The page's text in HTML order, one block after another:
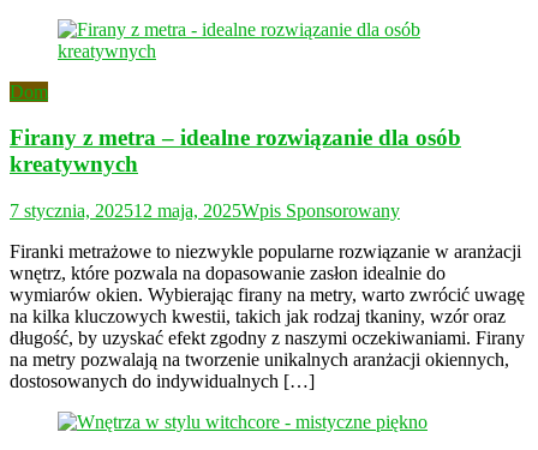
Dom
Firany z metra – idealne rozwiązanie dla osób
kreatywnych
7 stycznia, 202512 maja, 2025Wpis Sponsorowany
Firanki metrażowe to niezwykle popularne rozwiązanie w aranżacji
wnętrz, które pozwala na dopasowanie zasłon idealnie do
wymiarów okien. Wybierając firany na metry, warto zwrócić uwagę
na kilka kluczowych kwestii, takich jak rodzaj tkaniny, wzór oraz
długość, by uzyskać efekt zgodny z naszymi oczekiwaniami. Firany
na metry pozwalają na tworzenie unikalnych aranżacji okiennych,
dostosowanych do indywidualnych […]